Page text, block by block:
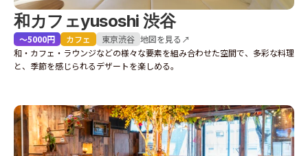
和カフェyusoshi 渋谷
〜5000円 カフェ 東京渋谷 地図を見る↗
和・カフェ・ラウンジなどの様々な要素を組み合わせた空間で、多彩な料理
と、季節を感じられるデザートを楽しめる。